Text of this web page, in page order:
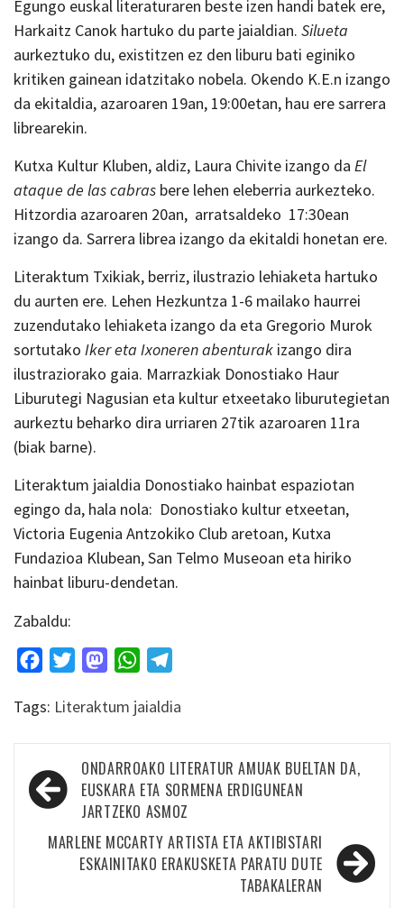
Egungo euskal literaturaren beste izen handi batek ere,
Harkaitz Canok hartuko du parte jaialdian. Silueta
aurkeztuko du, existitzen ez den liburu bati eginiko
kritiken gainean idatzitako nobela. Okendo K.E.n izango
da ekitaldia, azaroaren 19an, 19:00etan, hau ere sarrera
librearekin.
Kutxa Kultur Kluben, aldiz, Laura Chivite izango da El
ataque de las cabras bere lehen eleberria aurkezteko.
Hitzordia azaroaren 20an, arratsaldeko 17:30ean
izango da. Sarrera librea izango da ekitaldi honetan ere.
Literaktum Txikiak, berriz, ilustrazio lehiaketa hartuko
du aurten ere. Lehen Hezkuntza 1-6 mailako haurrei
zuzendutako lehiaketa izango da eta Gregorio Murok
sortutako Iker eta Ixonerenabenturak izango dira
ilustraziorako gaia. Marrazkiak Donostiako Haur
Liburutegi Nagusian eta kultur etxeetako liburutegietan
aurkeztu beharko dira urriaren 27tik azaroaren 11ra
(biak barne).
Literaktum jaialdia Donostiako hainbat espaziotan
egingo da, hala nola: Donostiako kultur etxeetan,
Victoria Eugenia Antzokiko Club aretoan, Kutxa
Fundazioa Klubean, San Telmo Museoan eta hiriko
hainbat liburu-dendetan.
Zabaldu:
FacebookTwitterMastodonWhatsApp
Tags: Literaktum jaialdia
Bidalketetan
zehar
nabigatu
ONDARROAKO LITERATUR AMUAK BUELTAN DA,
EUSKARA ETA SORMENA ERDIGUNEAN
JARTZEKO ASMOZ
MARLENE MCCARTY ARTISTA ETA AKTIBISTARI
ESKAINITAKO ERAKUSKETA PARATU DUTE
TABAKALERAN